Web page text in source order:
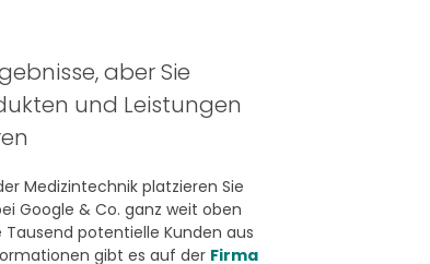
aber Sie
und Leistungen
Medizintechnik platzieren Sie
Google & Co. ganz weit oben
potentielle Kunden aus
gibt es auf der Firma